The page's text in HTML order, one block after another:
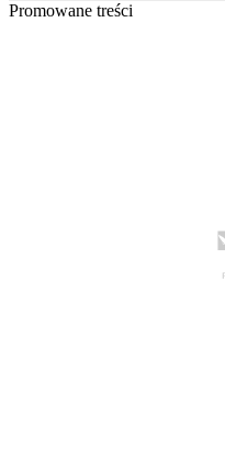
Promowane treści